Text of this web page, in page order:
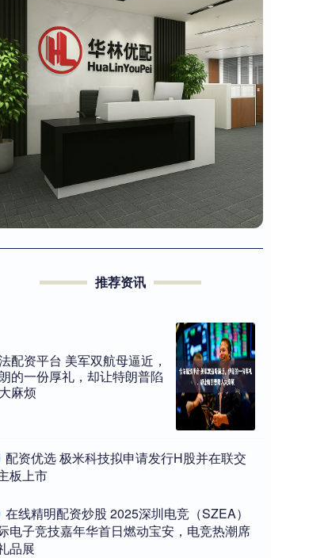
推荐资讯
配资平台 美军双航母逼近，
的一份厚礼，却让特朗普陷
麻烦
​配资优选 极米科技拟申请发行H股并在联交
板上市
​在线精明配资炒股 2025深圳电竞（SZEA）
电子竞技嘉年华首日燃动宝安，电竞热潮席
品展